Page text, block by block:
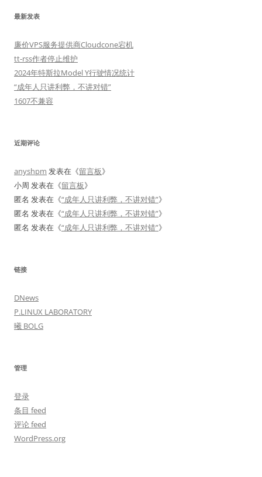
最新发表
廉价VPS服务提供商Cloudcone宕机
tt-rss作者停止维护
2024年特斯拉Model Y行驶情况统计
“成年人只讲利弊，不讲对错”
1607不兼容
近期评论
anyshpm 发表在《留言板》
小周 发表在《留言板》
匿名 发表在《“成年人只讲利弊，不讲对错”》
匿名 发表在《“成年人只讲利弊，不讲对错”》
匿名 发表在《“成年人只讲利弊，不讲对错”》
链接
DNews
P.LINUX LABORATORY
曦 BOLG
管理
登录
条目 feed
评论 feed
WordPress.org